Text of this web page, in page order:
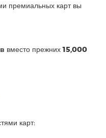
премиальных карт вы
вместо прежних15,000
карт: